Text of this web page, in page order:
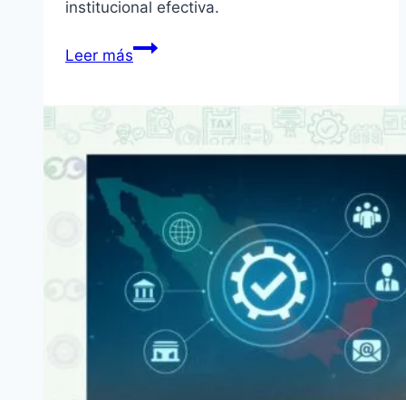
institucional efectiva.
Leer másISO
climática